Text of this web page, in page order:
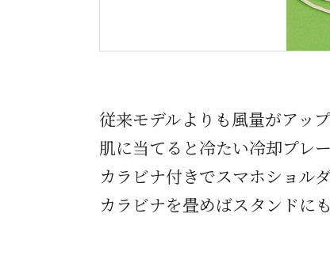
従来モデルよりも風量がアッ
肌に当てると冷たい冷却プレ
カラビナ付きでスマホショル
カラビナを畳めばスタンドに